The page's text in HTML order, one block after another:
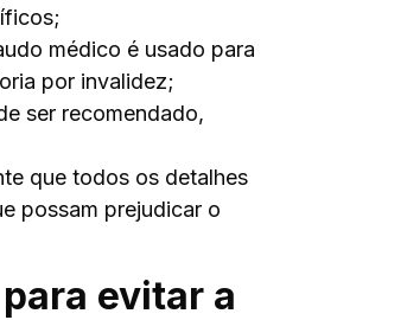
médico é usado para
por invalidez;
ser recomendado,
que todos os detalhes
possam prejudicar o
evitar a